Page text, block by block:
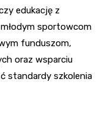
edukację z
sportowcom
funduszom,
oraz wsparciu
standardy szkolenia